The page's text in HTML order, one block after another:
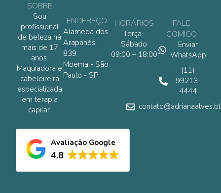
SOBRE
Sou
profissional
de beleza há
mais de 17
anos.
Maquiadora e
cabeleireira
especializada
em terapia
capilar.
Avaliação Google
4.8
ENDEREÇO
Alameda dos
Arapanés,
839
Moema - São
Paulo - SP
HORÁRIOS
Terça-
Sábado
09:00 – 18:00
FALE
COMIGO
Enviar
WhatsApp
(11)
99213-
4444